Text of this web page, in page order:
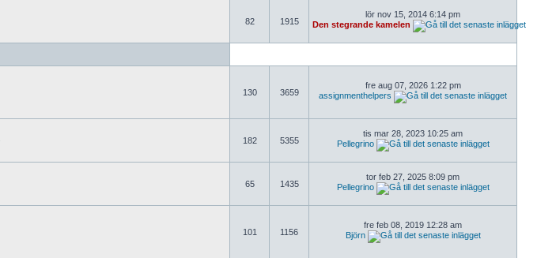
82 1915
lör nov 15, 2014 6:14 pm
Den stegrande kamelen
130 3659
fre aug 07, 2026 1:22 pm
assignmenthelpers
182 5355
tis mar 28, 2023 10:25 am
Pellegrino
65 1435
tor feb 27, 2025 8:09 pm
Pellegrino
101 1156
fre feb 08, 2019 12:28 am
Björn